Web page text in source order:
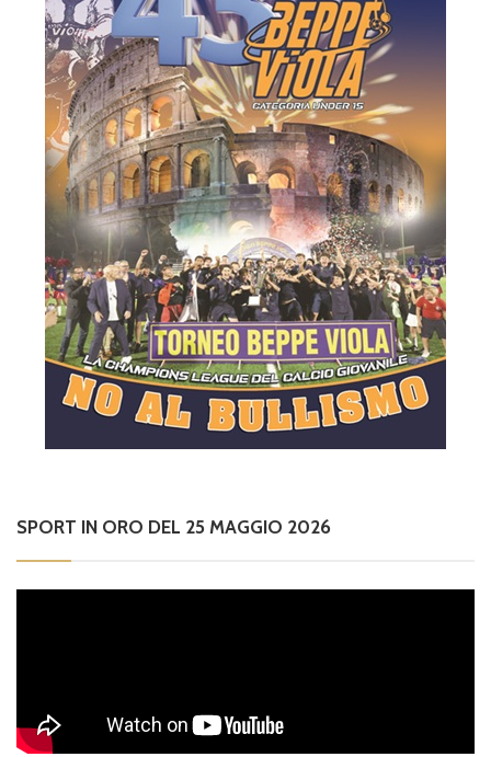
SPORT IN ORO DEL 25 MAGGIO 2026